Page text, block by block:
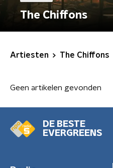
The Chiffons
Artiesten The Chiffons
Geen artikelen gevonden
DE BESTE
EVERGREENS